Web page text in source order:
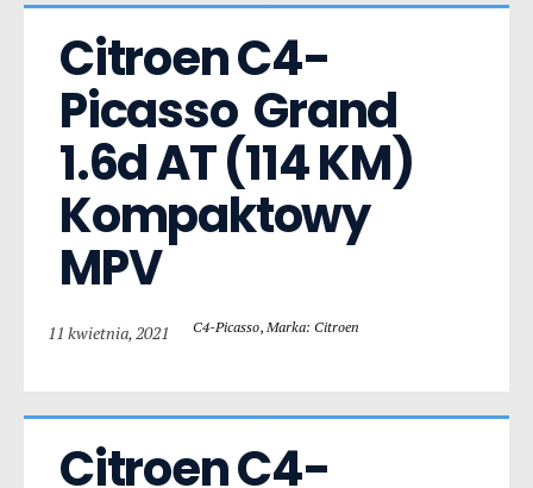
Citroen C4-
Picasso  Grand
1.6d AT (114 KM)
Kompaktowy
MPV
11 kwietnia, 2021 C4-Picasso, Marka: Citroen
Citroen C4-